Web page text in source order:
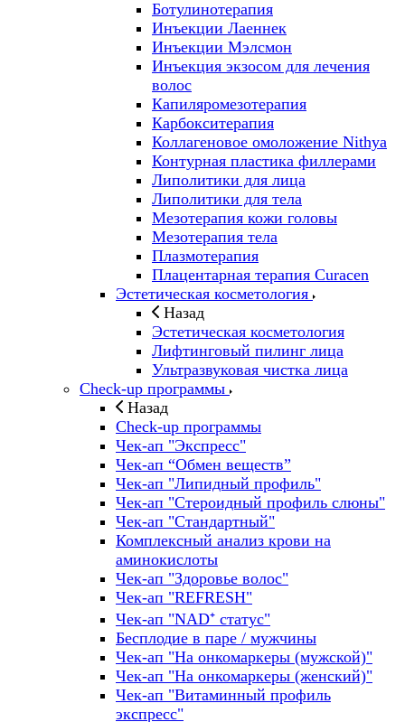
Ботулинотерапия
Инъекции Лаеннек
Инъекции Мэлсмон
Инъекция экзосом для лечения
волос
Капиляромезотерапия
Карбокситерапия
Коллагеновое омоложение Nithya
Контурная пластика филлерами
Липолитики для лица
Липолитики для тела
Мезотерапия кожи головы
Мезотерапия тела
Плазмотерапия
Плацентарная терапия Curacen
Эстетическая косметология
Назад
Эстетическая косметология
Лифтинговый пилинг лица
Ультразвуковая чистка лица
Check-up программы
Назад
Check-up программы
Чек-ап "Экспресс"
Чек-ап “Обмен веществ”
Чек-ап "Липидный профиль"
Чек-ап "Стероидный профиль слюны"
Чек-ап "Стандартный"
Комплексный анализ крови на
аминокислоты
Чек-ап "Здоровье волос"
Чек-ап "REFRESH"
Чек-ап "NAD⁺ статус"
Бесплодие в паре / мужчины
Чек-ап "На онкомаркеры (мужской)"
Чек-ап "На онкомаркеры (женский)"
Чек-ап "Витаминный профиль
экспресс"